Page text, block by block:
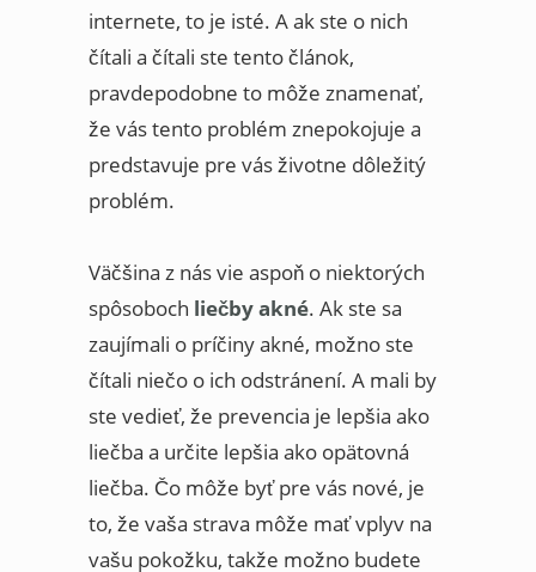
internete, to je isté. A ak ste o nich
čítali a čítali ste tento článok,
pravdepodobne to môže znamenať,
že vás tento problém znepokojuje a
predstavuje pre vás životne dôležitý
problém.
Väčšina z nás vie aspoň o niektorých
spôsoboch liečby akné. Ak ste sa
zaujímali o príčiny akné, možno ste
čítali niečo o ich odstránení. A mali by
ste vedieť, že prevencia je lepšia ako
liečba a určite lepšia ako opätovná
liečba. Čo môže byť pre vás nové, je
to, že vaša strava môže mať vplyv na
vašu pokožku, takže možno budete